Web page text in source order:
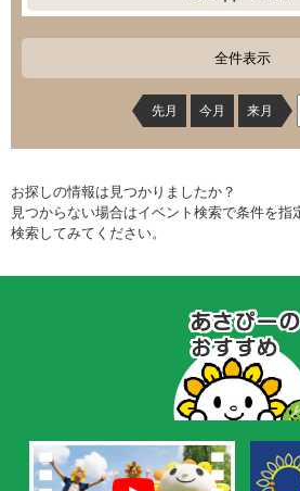
全件表示
先月 今月 来月
お探しの情報は見つかりましたか？
見つからない場合はイベント検索で条件を指
検索してみてください。
の
お
す
め